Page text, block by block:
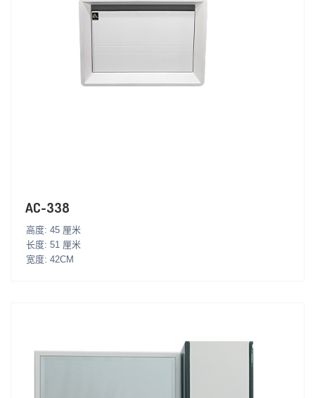
AC-338
高度: 45 厘米
长度: 51 厘米
宽度: 42CM